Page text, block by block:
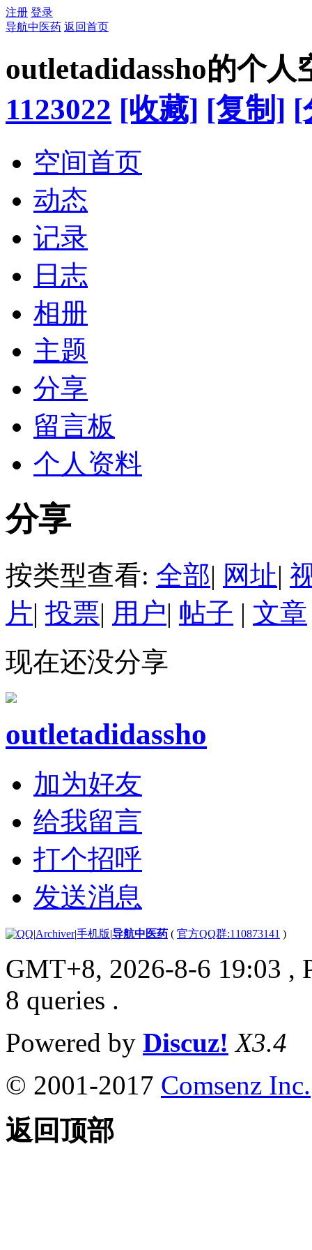
注册 登录
导航中医药 返回首页
outletadidassho的个人
1123022 [收藏] [复制] [
空间首页
动态
记录
日志
相册
主题
分享
留言板
个人资料
分享
按类型查看: 全部| 网址|
片| 投票| 用户| 帖子 | 文章
现在还没分享
outletadidassho
加为好友
给我留言
打个招呼
发送消息
|Archiver|手机版|导航中医药 ( 官方QQ群:110873141 )
GMT+8, 2026-8-6 19:03 ,
8 queries .
Powered by Discuz! X3.4
© 2001-2017 Comsenz Inc.
返回顶部